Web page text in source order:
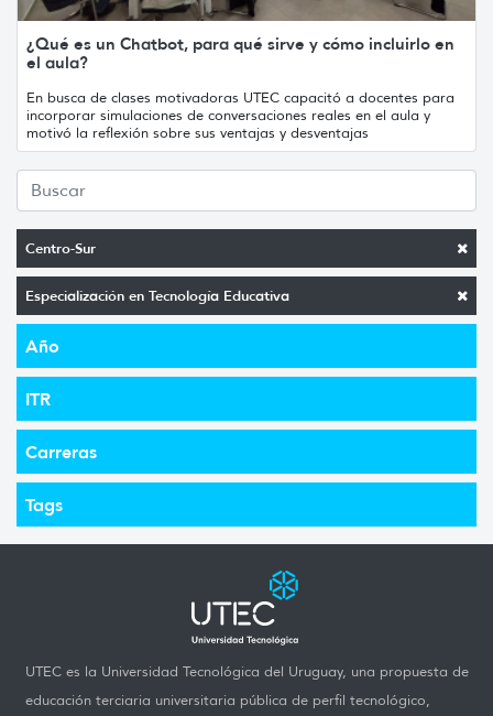
Centro-Sur
Especialización en Tecnología Educativa
Año
ITR
Carreras
Tags
¿Qué es un Chatbot, para qué sirve y cómo incluirlo en
el aula?
En busca de clases motivadoras UTEC capacitó a docentes para
incorporar simulaciones de conversaciones reales en el aula y
motivó la reflexión sobre sus ventajas y desventajas
UTEC es la Universidad Tecnológica del Uruguay, una propuesta de
educación terciaria universitaria pública de perfil tecnológico,